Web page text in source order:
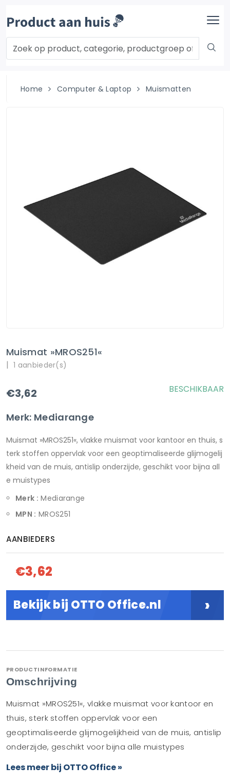
Home Computer & Laptop Muismatten
Muismat »MROS251«
| 1 aanbieder(s)
€3,62
Merk: Mediarange
BESCHIKBAAR
Muismat »MROS251«, vlakke muismat voor kantoor en thuis, s
terk stoffen oppervlak voor een geoptimaliseerde glijmogelij
kheid van de muis, antislip onderzijde, geschikt voor bijna all
e muistypes
Merk : Mediarange
MPN : MROS251
AANBIEDERS
€3,62
Bekijk bij OTTO Office.nl ›
PRODUCTINFORMATIE
Omschrijving
Muismat »MROS251«, vlakke muismat voor kantoor en
thuis, sterk stoffen oppervlak voor een
geoptimaliseerde glijmogelijkheid van de muis, antislip
onderzijde, geschikt voor bijna alle muistypes
Lees meer bij OTTO Office »